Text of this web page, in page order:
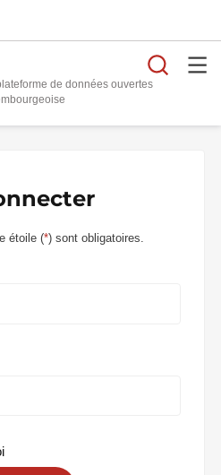
de données ouvertes
étoile (*) sont obligatoires.